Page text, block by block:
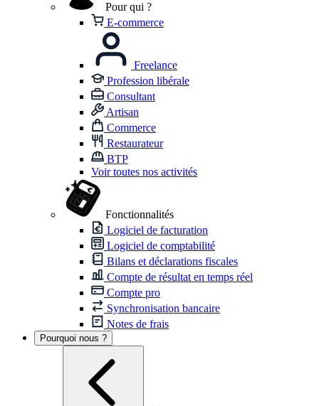
Pour qui ?
E-commerce
Freelance
Profession libérale
Consultant
Artisan
Commerce
Restaurateur
BTP
Voir toutes nos activités
Fonctionnalités
Logiciel de facturation
Logiciel de comptabilité
Bilans et déclarations fiscales
Compte de résultat en temps réel
Compte pro
Synchronisation bancaire
Notes de frais
Pourquoi nous ?